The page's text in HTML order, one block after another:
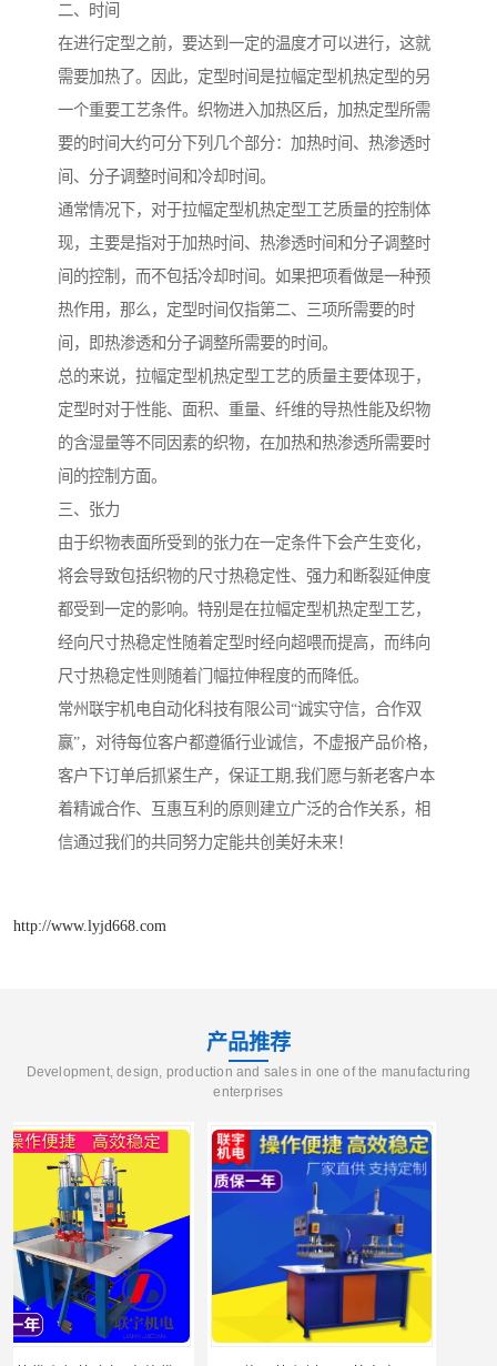
二、时间
在进行定型之前，要达到一定的温度才可以进行，这就
需要加热了。因此，定型时间是拉幅定型机热定型的另
一个重要工艺条件。织物进入加热区后，加热定型所需
要的时间大约可分下列几个部分：加热时间、热渗透时
间、分子调整时间和冷却时间。
通常情况下，对于拉幅定型机热定型工艺质量的控制体
现，主要是指对于加热时间、热渗透时间和分子调整时
间的控制，而不包括冷却时间。如果把项看做是一种预
热作用，那么，定型时间仅指第二、三项所需要的时
间，即热渗透和分子调整所需要的时间。
总的来说，拉幅定型机热定型工艺的质量主要体现于，
定型时对于性能、面积、重量、纤维的导热性能及织物
的含湿量等不同因素的织物，在加热和热渗透所需要时
间的控制方面。
三、张力
由于织物表面所受到的张力在一定条件下会产生变化，
将会导致包括织物的尺寸热稳定性、强力和断裂延伸度
都受到一定的影响。特别是在拉幅定型机热定型工艺，
经向尺寸热稳定性随着定型时经向超喂而提高，而纬向
尺寸热稳定性则随着门幅拉伸程度的而降低。
常州联宇机电自动化科技有限公司“诚实守信，合作双
赢”，对待每位客户都遵循行业诚信，不虚报产品价格，
客户下订单后抓紧生产，保证工期,我们愿与新老客户本
着精诚合作、互惠互利的原则建立广泛的合作关系，相
信通过我们的共同努力定能共创美好未来！
http://www.lyjd668.com
产品推荐
Development, design, production and sales in one of the manufacturing
enterprises